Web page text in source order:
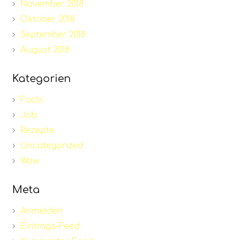
November 2018
Oktober 2018
September 2018
August 2018
Kategorien
Facts
Job
Rezepte
Uncategorized
Wow
Meta
Anmelden
Eintrags-Feed